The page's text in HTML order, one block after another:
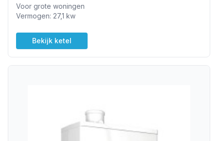
Voor grote woningen
Vermogen: 27,1 kw
Bekijk ketel